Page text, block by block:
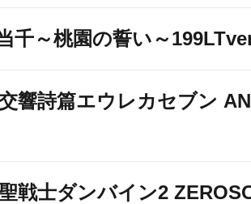
千～桃園の誓い～
響詩篇エウレカセブン
戦士ダンバイン2